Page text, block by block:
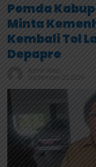
Pemda
Minta
Kembali Tol
Depapre
Admin Web
September 20, 2024